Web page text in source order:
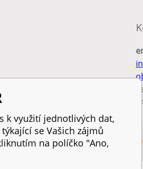
SITEMAP Tvorba a
k využití jednotlivých dat,
se Vašich zájmů
na políčko "Ano,